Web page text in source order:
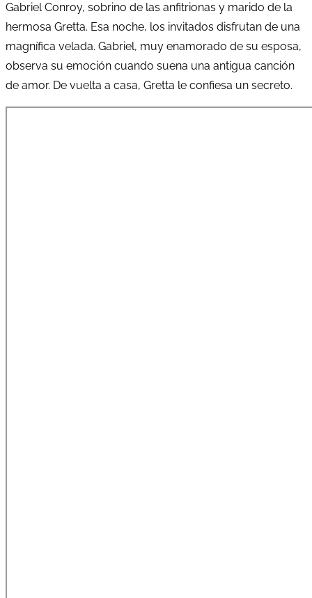
Gabriel Conroy, sobrino de las anfitrionas y marido de la
hermosa Gretta. Esa noche, los invitados disfrutan de una
magnífica velada. Gabriel, muy enamorado de su esposa,
observa su emoción cuando suena una antigua canción
de amor. De vuelta a casa, Gretta le confiesa un secreto.